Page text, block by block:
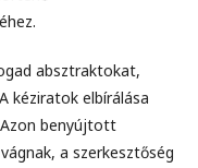
absztraktokat,
kéziratok elbírálása
benyújtott
a szerkesztőség